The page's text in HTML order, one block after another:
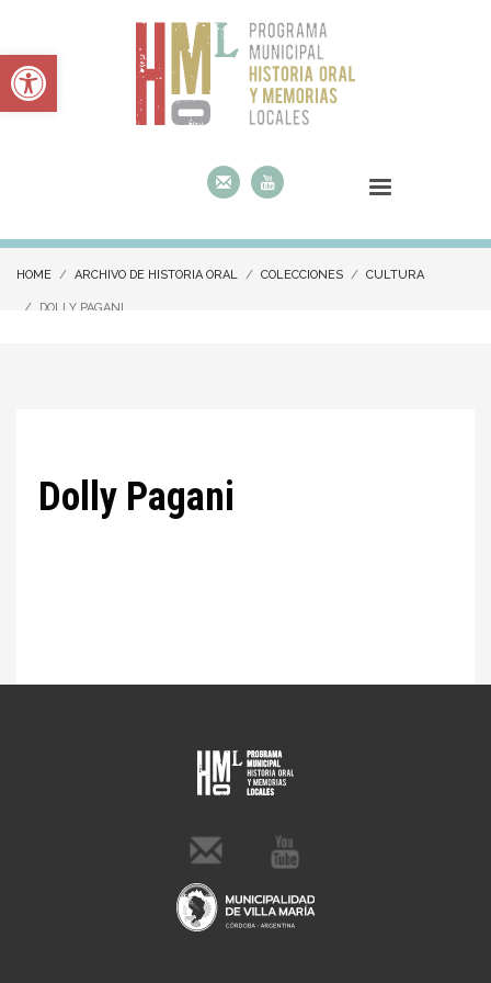
Abrir barra de herramientas
HOME ARCHIVO DE HISTORIA ORAL COLECCIONES CULTURA
DOLLY PAGANI
Dolly Pagani